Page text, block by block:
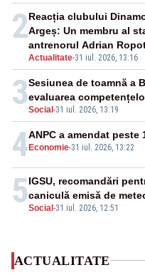
2
Actualitate-31 iul. 2026, 13:16
Reacția clubului
Argeș: Un membru al
antrenorul Adrian
3Social-31 iul. 2026, 13:19
Sesiunea de toamnă a
evaluarea
4Economie-31 iul. 2026, 13:22
ANPC a amendat
5Social-31 iul. 2026, 12:51
IGSU, recomandări
caniculă emisă de
ACTUALITATE